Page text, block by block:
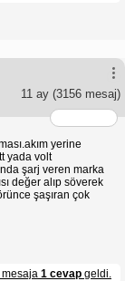
11 ay (3156 mesaj)
yerine
yada volt
şarj veren marka
değer alıp söverek
şaşıran çok
mesaja 1 cevap geldi.